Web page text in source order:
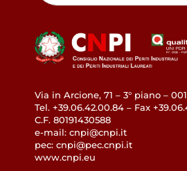
Via in Arcione, 71 – 3° piano –
Tel. +39.06.42.00.84 – Fax
C.F. 80191430588
e-mail: cnpi@cnpi.it
pec: cnpi@pec.cnpi.it
www.cnpi.eu